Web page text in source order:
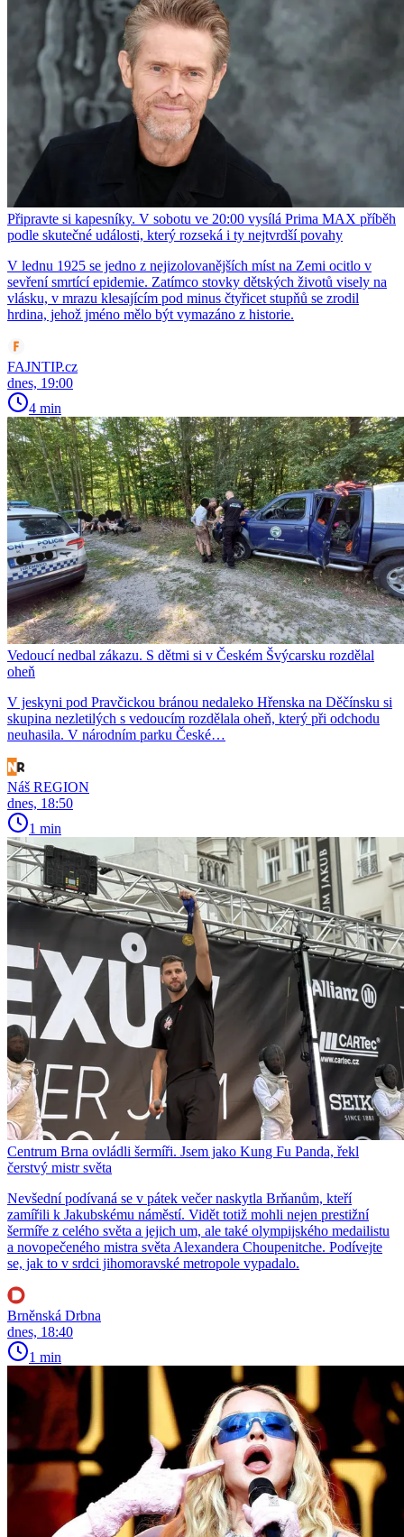
Připravte si kapesníky. V sobotu ve 20:00 vysílá Prima MAX příběh
podle skutečné události, který rozseká i ty nejtvrdší povahy
V lednu 1925 se jedno z nejizolovanějších míst na Zemi ocitlo v
sevření smrtící epidemie. Zatímco stovky dětských životů visely na
vlásku, v mrazu klesajícím pod minus čtyřicet stupňů se zrodil
hrdina, jehož jméno mělo být vymazáno z historie.
FAJNTIP.cz
dnes, 19:00
4 min
Vedoucí nedbal zákazu. S dětmi si v Českém Švýcarsku rozdělal
oheň
V jeskyni pod Pravčickou bránou nedaleko Hřenska na Děčínsku si
skupina nezletilých s vedoucím rozdělala oheň, který při odchodu
neuhasila. V národním parku České…
Náš REGION
dnes, 18:50
1 min
Centrum Brna ovládli šermíři. Jsem jako Kung Fu Panda, řekl
čerstvý mistr světa
Nevšední podívaná se v pátek večer naskytla Brňanům, kteří
zamířili k Jakubskému náměstí. Vidět totiž mohli nejen prestižní
šermíře z celého světa a jejich um, ale také olympijského medailistu
a novopečeného mistra světa Alexandera Choupenitche. Podívejte
se, jak to v srdci jihomoravské metropole vypadalo.
Brněnská Drbna
dnes, 18:40
1 min